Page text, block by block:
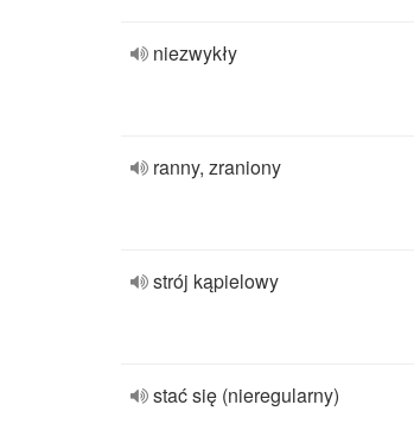
niezwykły
ranny, zraniony
strój kąpielowy
stać się (nieregularny)